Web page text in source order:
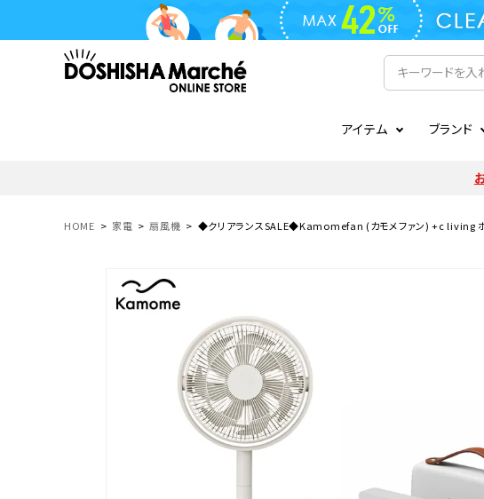
アイテム
ボトル
酒用品
流しそうめん器 寝具
ブランド
オンドゾーン CORELLE
送料とお支払いについ
領収書について ご注文後のキャンセル
HOME 家電 扇風機 ◆クリアランスSALE◆Kamomefan (カモメファン) +c living